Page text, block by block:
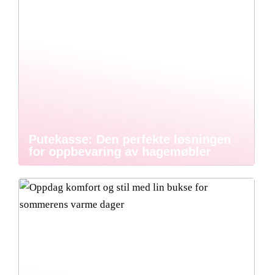
Putekasse: Den perfekte løsningen
for oppbevaring av hagemøbler